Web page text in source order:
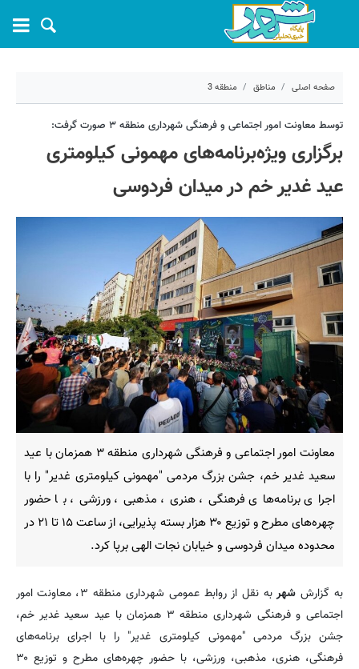
صفحه اصلی مناطق منطقه 3
کد مطلب:81581
توسط معاونت امور اجتماعی و فرهنگی شهرداری منطقه ۳ صورت گرفت:
برگزاری ویژه‌برنامه‌های مهمونی کیلومتری
عید غدیر خم در میدان فردوسی
معاونت امور اجتماعی و فرهنگی شهرداری منطقه ۳ همزمان با عید
سعید غدیر خم، جشن بزرگ مردمی "مهمونی کیلومتری غدیر" را با
اجرای برنامه‌های فرهنگی، هنری، مذهبی، ورزشی، با حضور
چهره‌های مطرح و توزیع ۳۰ هزار بسته پذیرایی، از ساعت ۱۵ تا ۲۱ در
محدوده میدان فردوسی و خیابان نجات‌ الهی برپا کرد.
به گزارش شهر
به نقل از روابط عمومی شهرداری منطقه ۳، معاونت امور
اجتماعی و فرهنگی شهرداری منطقه ۳ همزمان با عید سعید غدیر خم،
جشن بزرگ مردمی "مهمونی کیلومتری غدیر" را با اجرای برنامه‌های
فرهنگی، هنری، مذهبی، ورزشی، با حضور چهره‌های مطرح و توزیع ۳۰